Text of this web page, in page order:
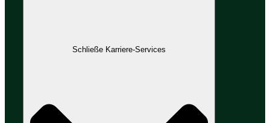
Schließe Karriere-Services